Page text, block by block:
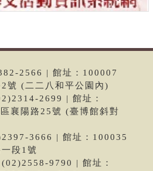
2566 | 館址：100007
號 (二二八和平公園內)
2699 | 館址：
襄陽路25號 (臺博館斜對
3666 | 館址：100035
段1號
9790 | 館址：